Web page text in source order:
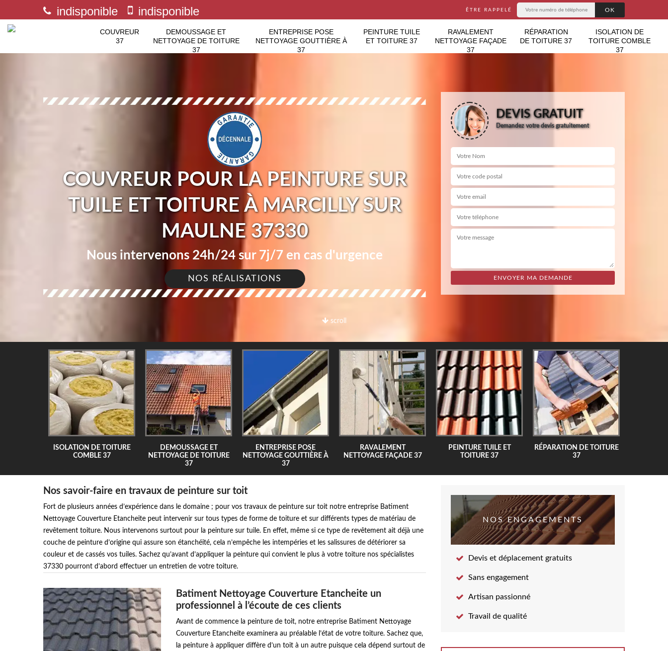
indisponible indisponible ÊTRE RAPPELÉ
COUVREUR
37
DEMOUSSAGE ET
NETTOYAGE DE TOITURE
37
ENTREPRISE POSE
NETTOYAGE GOUTTIÈRE À
37
PEINTURE TUILE
ET TOITURE 37
RAVALEMENT
NETTOYAGE FAÇADE
37
RÉPARATION
DE TOITURE 37
ISOLATION DE
TOITURE COMBLE
37
scroll
COUVREUR POUR LA PEINTURE SUR
TUILE ET TOITURE À MARCILLY SUR
MAULNE 37330
Nous intervenons 24h/24 sur 7j/7 en cas d'urgence
NOS RÉALISATIONS
DEVIS GRATUIT
Demandez votre devis gratuitement
ISOLATION DE TOITURE
COMBLE 37
DEMOUSSAGE ET
NETTOYAGE DE TOITURE
37
ENTREPRISE POSE
NETTOYAGE GOUTTIÈRE À
37
RAVALEMENT
NETTOYAGE FAÇADE 37
PEINTURE TUILE ET
TOITURE 37
RÉPARATION DE TOITURE
37
Nos savoir-faire en travaux de peinture sur toit
Fort de plusieurs années d’expérience dans le domaine ; pour vos travaux de peinture sur toit notre entreprise Batiment
Nettoyage Couverture Etancheite peut intervenir sur tous types de forme de toiture et sur différents types de matériau de
revêtement toiture. Nous intervenons surtout pour la peinture sur tuile. En effet, même si ce type de revêtement ait déjà une
couche de peinture d’origine qui assure son étanchéité, cela n’empêche les intempéries et les salissures de détériorer sa
couleur et de cassés vos tuiles. Sachez qu’avant d’appliquer la peinture qui convient le plus à votre toiture nos spécialistes
37330 pourront d’abord effectuer un entretien de votre toiture.
Batiment Nettoyage Couverture Etancheite un
professionnel à l’écoute de ces clients
Avant de commence la peinture de toit, notre entreprise Batiment Nettoyage
Couverture Etancheite examinera au préalable l’état de votre toiture. Sachez que,
la peinture à appliquer diffère d’un toit à un autre puisque cela dépend surtout de
NOS ENGAGEMENTS
Devis et déplacement gratuits
Sans engagement
Artisan passionné
Travail de qualité